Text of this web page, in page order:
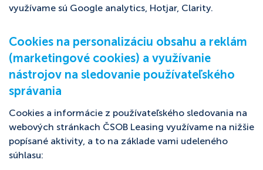
využívame sú Google analytics, Hotjar, Clarity.
Cookies na personalizáciu obsahu a reklám
(marketingové cookies) a využívanie
nástrojov na sledovanie používateľského
správania
Cookies a informácie z používateľského sledovania na
webových stránkach ČSOB Leasing využívame na nižšie
popísané aktivity, a to na základe vami udeleného
súhlasu: